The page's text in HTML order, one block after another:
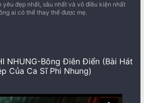
yêu đẹp nhất, sâu nhất và vô điều kiện nhất
ai có thể thay thế được mẹ.
NHUNG-Bông Điên Điển (Bài Hát
Của Ca Sĩ Phi Nhung)